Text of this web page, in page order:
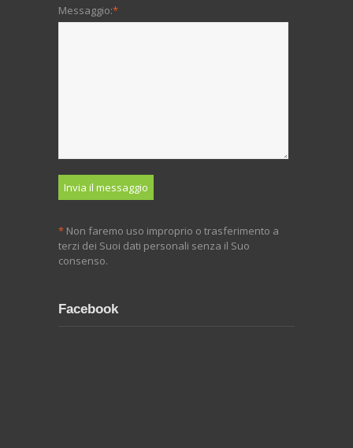
Messaggio:*
* Non faremo uso improprio o trasferimento a
terzi dei Suoi dati personali senza il Suo
consenso.
Facebook